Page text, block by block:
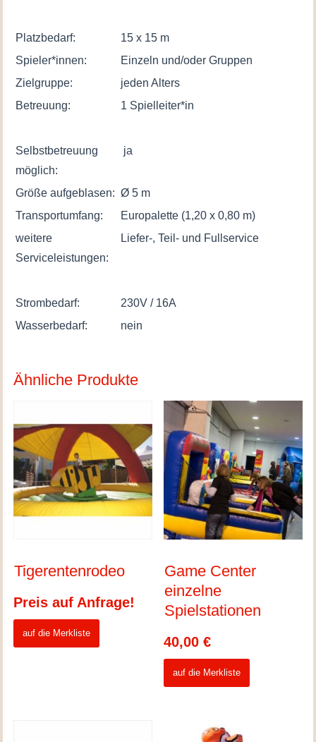
Platzbedarf:
15 x 15 m
Spieler*innen:
Einzeln und/oder Gruppen
Zielgruppe:
jeden Alters
Betreuung:
1 Spielleiter*in
Selbstbetreuung
möglich:
ja
Größe aufgeblasen: Ø 5 m
Transportumfang:
Europalette (1,20 x 0,80 m)
weitere
Serviceleistungen:
Liefer-, Teil- und Fullservice
Strombedarf:
230V / 16A
Wasserbedarf:
nein
Ähnliche Produkte
Tigerentenrodeo
Preis auf Anfrage!
auf die Merkliste
Game Center
einzelne
Spielstationen
40,00€
auf die Merkliste